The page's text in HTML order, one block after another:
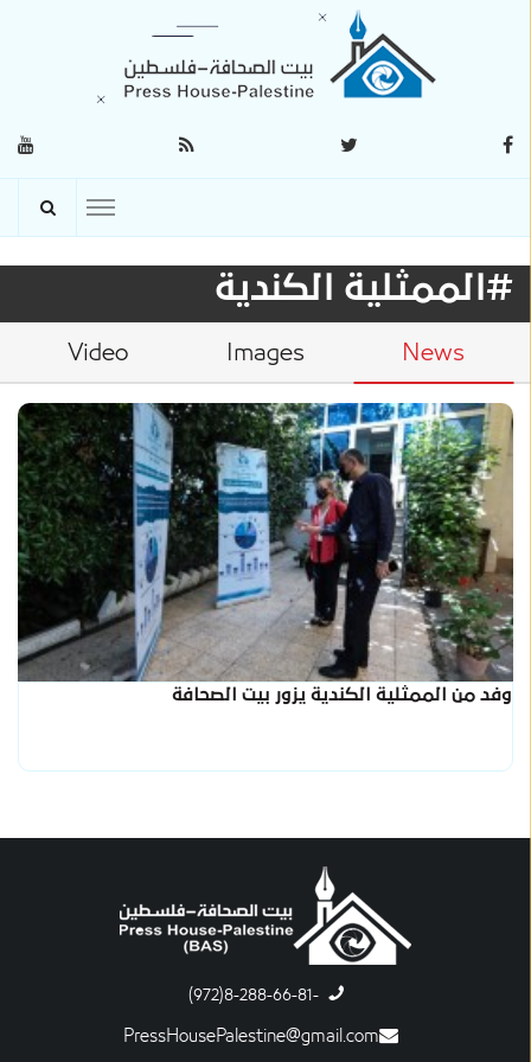
#الممثلية الكندية
News
Images
Video
وفد من الممثلية الكندية يزور بيت الصحافة
-8-288-66-81(972)
PressHousePalestine@gmail.com